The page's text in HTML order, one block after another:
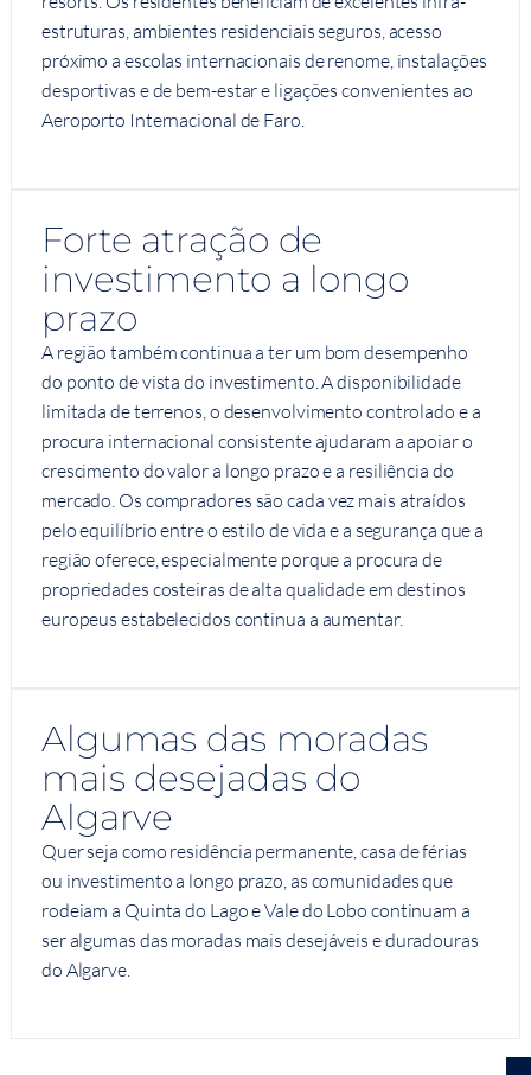
estruturas, ambientes residenciais seguros, acesso
próximo a escolas internacionais de renome, instalações
desportivas e de bem-estar e ligações convenientes ao
Aeroporto Internacional de Faro.
Forte atração de
investimento a longo
prazo
A região também continua a ter um bom desempenho
do ponto de vista do investimento. A disponibilidade
limitada de terrenos, o desenvolvimento controlado e a
procura internacional consistente ajudaram a apoiar o
crescimento do valor a longo prazo e a resiliência do
mercado. Os compradores são cada vez mais atraídos
pelo equilíbrio entre o estilo de vida e a segurança que a
região oferece, especialmente porque a procura de
propriedades costeiras de alta qualidade em destinos
europeus estabelecidos continua a aumentar.
Algumas das moradas
mais desejadas do
Algarve
Quer seja como residência permanente, casa de férias
ou investimento a longo prazo, as comunidades que
rodeiam a Quinta do Lago e Vale do Lobo continuam a
ser algumas das moradas mais desejáveis e duradouras
do Algarve.